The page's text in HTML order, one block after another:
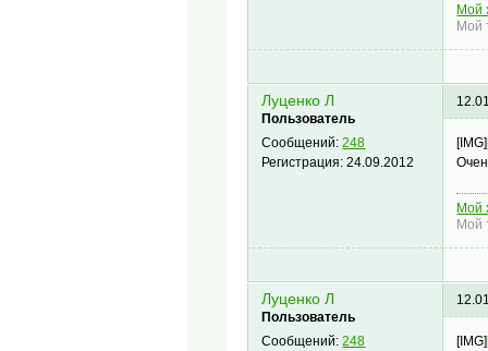
Мой
Мой
Луценко Л
Пользователь
Сообщений:248
Регистрация:24.09.2012
[IMG]
Мой
Мой
Луценко Л
Пользователь
Сообщений:248
[IMG]